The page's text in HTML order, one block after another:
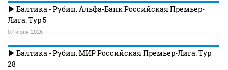
Балтика - Рубин. Альфа-Банк Российская Премьер-
Лига. Тур 5
07 июня 2026
Балтика - Рубин. МИР Российская Премьер-Лига. Тур
28